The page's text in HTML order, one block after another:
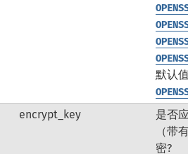
默认
encrypt_key
是否
（带
密?